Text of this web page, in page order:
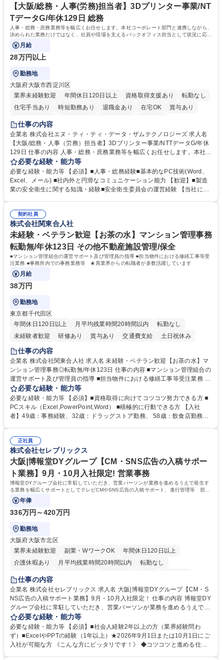
す。 学歴・資格 学歴：大学院 大学 高専 短大 専修学校 高校 語学力： 資
格：
【大阪/総務・人事(労務)担当者】3Dプリンター事業/NT
TデータG/年休129日 総務
人事・総務・庶務業務等を幅広くお任せします。本社コーポレート部門と連携しながら、
決められた業務だけではなく、社員や現場を支えるバックオフィス担当として状況に応じ
て柔軟に対応いただくことを期待します。
月給
28万円以上
勤務地
大阪府大阪市西淀川区
業界未経験歓迎
年間休日120日以上 資格取得支援あり
転勤なし
住宅手当あり
時短勤務あり 退職金あり 在宅OK
賞与あり
完全週休2日制
仕事の内容
企業名 株式会社エヌ・ティ・ティ・データ・ザムテクノロジーズ 求人名
【大阪/総務・人事（労務）担当者】3Dプリンター事業/NTTデータG/年休
129日 仕事の内容 人事・総務・庶務業務等を幅広くお任せします。本社コ
ーポレート部門と連携しながら、決められた業務だけではなく、社員や現
場を支えるバックオフィス担当として状況に応じて柔軟に対応いただくこ
とを期待します。 【詳細】■入退社手続き、社員情報管理■入社時オリエ
ンテーションの実施■勤怠・各種申請内容の確認■採用業務のサポート■来
生に関する業務等■健康診断、産業医面談、休職・復職手続き等の労務サ
ポート■社内ルールの運用・各種社内案内■その他、拠点運営に関わる管理
部門業務 募集職種 【大阪/総務・人事（労務）担当者】3Dプリンター事
業/NTTデータG/年休129日
必要な経験・能力等
必要な経験・能力等 【必須】■人事・総務経験■基本的なPC技術(Word、
Excel、メール) ■社内外と円滑なコミュニケーション能力 【歓迎】■製造
業の安全衛生に関する知識・経験■安全衛生委員会の運営経験 【当社につ
アが磨けます。 ◎NTTデータグループであり福利厚生は充実しているとと
もに、働き方改革も推進しています。 学歴・資格 学歴：大学院 大学 高専
短大 専修学校 語学力： 資格：
契約社員
株式会社関東合人社
未経験・ベテラン歓迎【お茶の水】マンション管理事務
転勤無/年休123日 その他不動産施設管理/保全
■マンション管理組合の運営サポート及び管理員の指導 ■担当物件における修繕工事等受
注業務 ■事務所内での事務業務等 ★異業界からの転職者が多数活躍しています
月給
38万円
勤務地
東京都千代田区
年間休日120日以上
月平均残業時間20時間以内
転勤なし
未経験者歓迎
研修あり 賞与あり 交通費支給 土日祝休み
仕事の内容
企業名 株式会社関東合人社 求人名 未経験・ベテラン歓迎【お茶の水】マ
ンション管理事務◎転勤無/年休123日 仕事の内容 ■マンション管理組合の
運営サポート及び管理員の指導 ■担当物件における修繕工事等受注業務 ■
事務所内での事務業務等 ★異業界からの転職者が多数活躍しています
【年収補足】532万円 ＋別途インセンティヴで平均約100万円/年（昨年度
実績） ＋管理業務主任者資格手当50,000円/月 ★親会社である株式会社合
人社計画研究所社のグループ会社として、質の高いサービスと適性価格を
無/年休123日
必要な経験・能力等
必要な経験・能力等 【必須】■資格取得に向けてコツコツ努力できる方 ■
PCスキル（Excel,PowerPoint,Word） ■積極的に行動できる方 【入社
者】49歳：事務経験、32歳：ドラッグストア勤務、 58歳：飲食店勤務
得出来ております！ 【魅力】■フレックス制度、未経験からでも下限年収
を一律支給！ ■管理業務主任者資格取得後には50,000円/月の手当あり！
学歴・資格 学歴：大学院 大学 高専 短大 専修学校 高校 語学力： 資格：第
一種運転免許普通自動車
正社員
株式会社セレブリックス
大阪|博報堂DYグループ【CM・SNS広告の入稿サポー
ト業務】9月・10月入社限定! 営業事務
博報堂DYグループ会社に常駐していただき、営業パーソンが業務を進めるうえで発生す
る業務を幅広くサポートとしてテレビCMやSNS広告の入稿サポート、進行管理等 部内
アシスタントとしての業務をお任せします。
年俸
336万円～420万円
勤務地
大阪府大阪市北区
業界未経験歓迎
副業・WワークOK
年間休日120日以上
介護休暇あり
月平均残業時間20時間以内
転勤なし
未経験者歓迎
完全週休2日制
交通費支給 駅近5分以内
仕事の内容
企業名 株式会社セレブリックス 求人名 大阪|博報堂DYグループ【CM・S
NS広告の入稿サポート業務】9月・10月入社限定！ 仕事の内容 博報堂DY
グループ会社に常駐していただき、営業パーソンが業務を進めるうえで発
生する業務を幅広くサポートとしてテレビCMやSNS広告の入稿サポー
ト、進行管理等 部内アシスタントとしての業務をお任せします。 ◆得意
先との定例資料作成 ◆競合調査 ◆広告出稿の進行管理、確認 ◆広告出稿
後のデータ抽出と効果測定、資料作成 ◆TVCM放送枠の情報管理、不備確
必要な経験・能力等
必要な経験・能力等 【必須】■社会人経験2年以上の方（業界経験問わ
ず）■ExcelやPPTの経験（1年以上）★2026年9月1日または10月1日にご
入社が可能な方 《こんな方にピッタリです！》 ◆コツコツと進める仕事